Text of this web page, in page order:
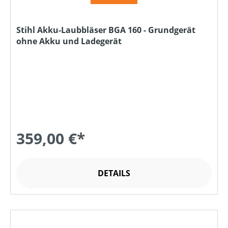
Stihl Akku-Laubbläser BGA 160 - Grundgerät
ohne Akku und Ladegerät
359,00 €*
DETAILS